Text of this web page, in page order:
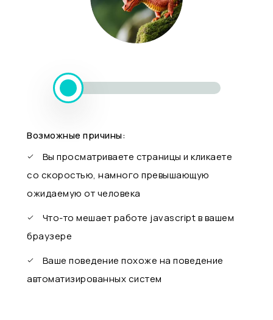
Возможные причины:
Вы просматриваете страницы и кликаете
со скоростью, намного превышающую
ожидаемую от человека
Что-то мешает работе javascript в вашем
браузере
Ваше поведение похоже на поведение
автоматизированных систем